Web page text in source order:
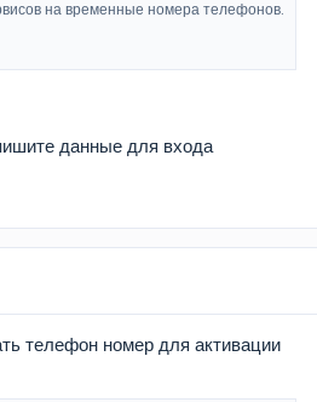
на временные номера телефонов.
данные для входа
телефон номер для активации